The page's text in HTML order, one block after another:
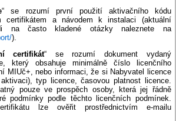
“ se rozumí první použití aktivačního kódu
a návodem k instalaci (aktuální
na často kladené otázky naleznete na
).
certifikát“ se rozumí dokument vydaný
který obsahuje minimálně číslo licenčního
MIUč+, nebo informaci, že si Nabyvatel licence
typ licence, časovou platnost licence.
pouze ve prospěch osoby, která jej řádně
podmínky podle těchto licenčních podmínek.
lze ověřit prostřednictvím e-mailu